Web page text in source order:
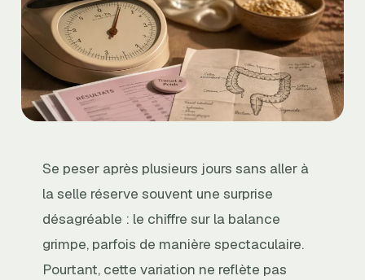
Se peser après plusieurs jours sans aller à
la selle réserve souvent une surprise
désagréable : le chiffre sur la balance
grimpe, parfois de manière spectaculaire.
Pourtant, cette variation ne reflète pas